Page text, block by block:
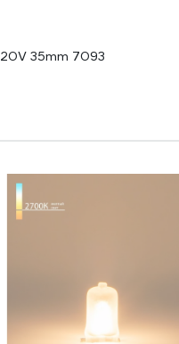
35mm 7093